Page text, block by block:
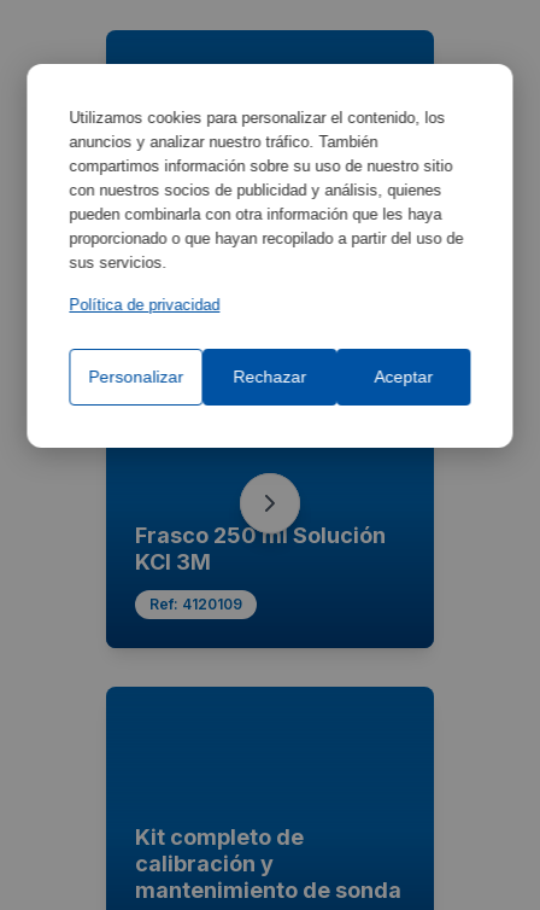
Frasco 250 ml Tampón
pH 9.23
Frasco 250 ml Solución
KCl 3M
Ref: 4120109
Kit completo de
calibración y
mantenimiento de sonda
Utilizamos cookies para personalizar el contenido, los
anuncios y analizar nuestro tráfico. También
compartimos información sobre su uso de nuestro sitio
con nuestros socios de publicidad y análisis, quienes
pueden combinarla con otra información que les haya
proporcionado o que hayan recopilado a partir del uso de
sus servicios.
Política de privacidad
Personalizar Rechazar Aceptar